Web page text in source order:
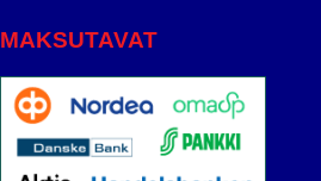
MAKSUTAVAT